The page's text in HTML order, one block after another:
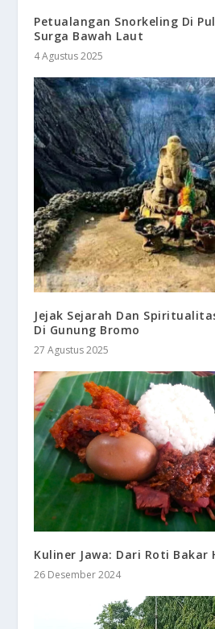
Petualangan Snorkeling Di
Surga Bawah Laut
4 Agustus 2025
Jejak Sejarah Dan
Di Gunung Bromo
27 Agustus 2025
Kuliner Jawa: Dari Roti Bakar
26 Desember 2024